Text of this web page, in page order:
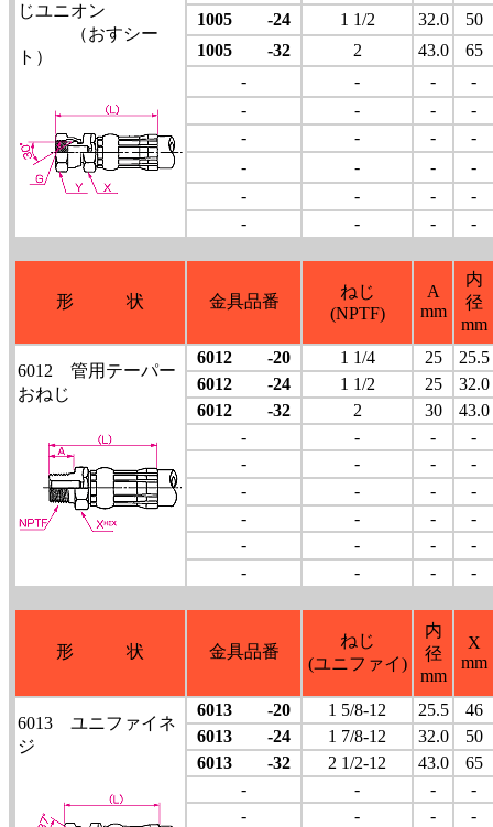
じユニオン
（おすシー
ト）
1005 -24
1 1/2 32.0
50
1005 -32
2 43.0
65
-
- -
-
-
- -
-
-
- -
-
-
- -
-
-
- -
-
-
- - -
形 状 金具品番
ねじ
(NPTF)
A
mm
内
径
mm
6012 管用テーパー
おねじ
6012 -20 1 1/4 25
25.5
6012 -24
1 1/2 25
32.0
6012 -32
2 30
43.0
-
- -
-
-
- -
-
-
- -
-
-
- -
-
-
- -
-
-
- - -
形 状 金具品番
ねじ
(ユニファイ)
内
径
mm
X
mm
6013 ユニファイネ
ジ
6013 -20 1 5/8-12 25.5
46
6013 -24
1 7/8-12 32.0
50
6013 -32
2 1/2-12 43.0
65
-
- -
-
-
- -
-